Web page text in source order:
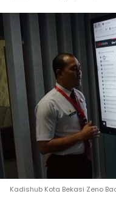
Kadishub Kota Bekasi Zeno